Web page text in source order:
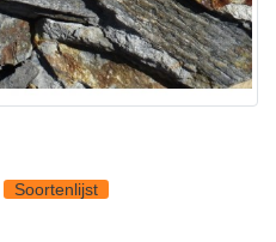
Soortenlijst